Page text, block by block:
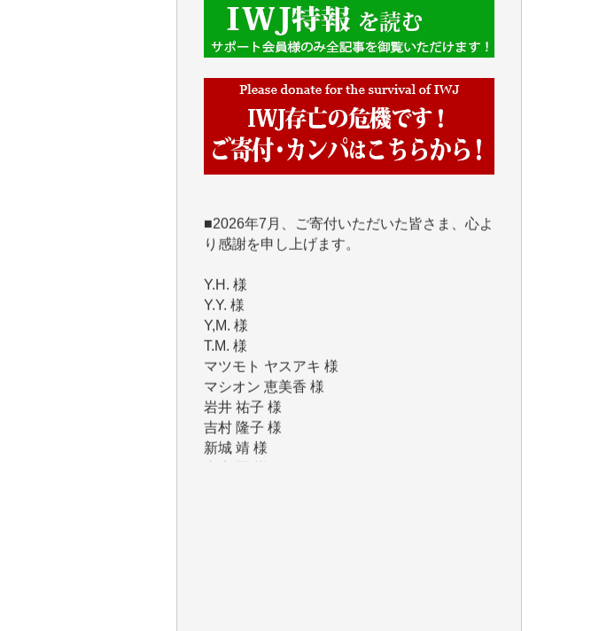
■■■■■■
IWJには、ご寄付・カンパをいただいた方々
より、たくさんの応援のメッセージが届いて
います。感謝を込めて、その一部をここにご
紹介いたします。
■■■■■■
Y.H. 様
Y,M. 様
T.M. 様
マツモト ヤスアキ 様
マシオン 恵美香 様
岩井 祐子 様
吉村 隆子 様
新城 靖 様
青木 要 様
T.Y. 様